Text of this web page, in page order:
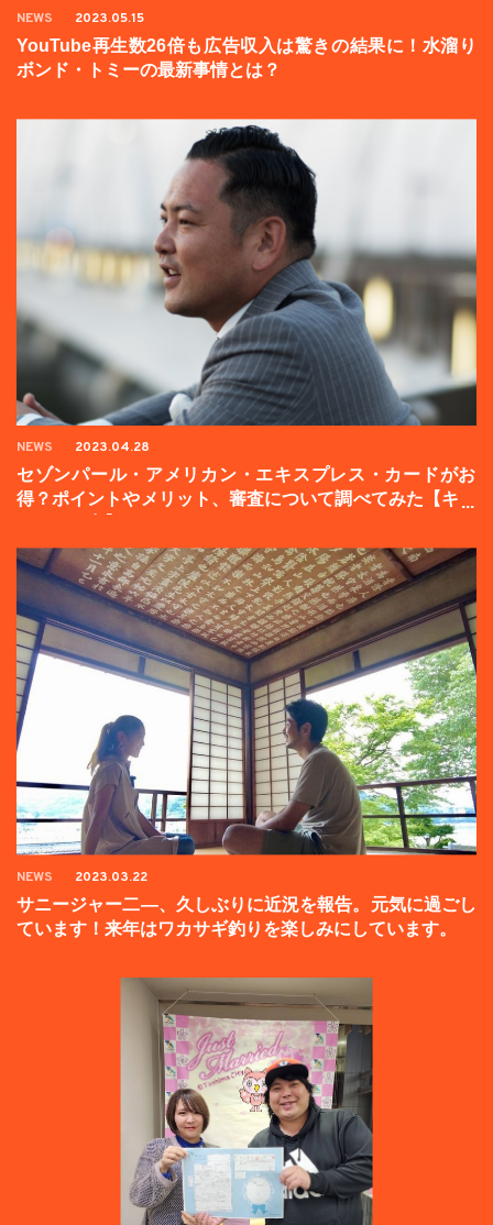
NEWS 2023.05.15
YouTube再生数26倍も広告収入は驚きの結果に！水溜り
ボンド・トミーの最新事情とは？
NEWS 2023.04.28
セゾンパール・アメリカン・エキスプレス・カードがお
得？ポイントやメリット、審査について調べてみた【キャ
NEWS 2023.03.22
サニージャー二―、久しぶりに近況を報告。元気に過ごし
ています！来年はワカサギ釣りを楽しみにしています。